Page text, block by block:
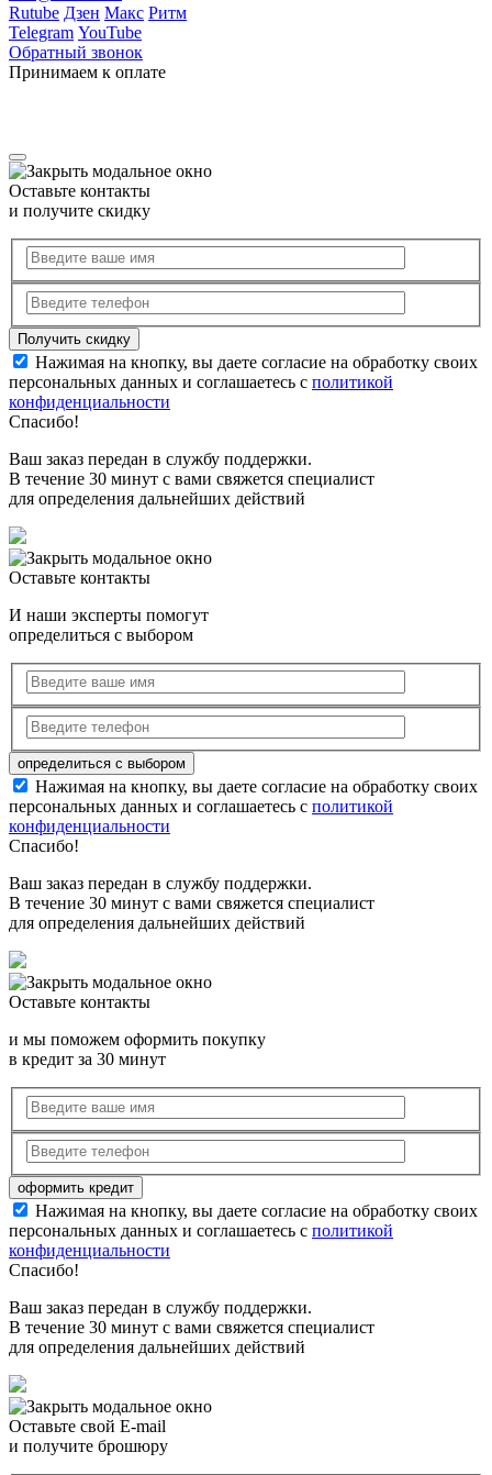
Rutube Дзен Макс Ритм
Telegram YouTube
Обратный звонок
Принимаем к оплате
Оставьте контакты
и получите скидку
Нажимая на кнопку, вы даете согласие на обработку своих
персональных данных и соглашаетесь с политикой
конфиденциальности
Спасибо!
Ваш заказ передан в службу поддержки.
В течение 30 минут с вами свяжется специалист
для определения дальнейших действий
Оставьте контакты
И наши эксперты помогут
определиться с выбором
Нажимая на кнопку, вы даете согласие на обработку своих
персональных данных и соглашаетесь с политикой
конфиденциальности
Спасибо!
Ваш заказ передан в службу поддержки.
В течение 30 минут с вами свяжется специалист
для определения дальнейших действий
Оставьте контакты
и мы поможем оформить покупку
в кредит за 30 минут
Нажимая на кнопку, вы даете согласие на обработку своих
персональных данных и соглашаетесь с политикой
конфиденциальности
Спасибо!
Ваш заказ передан в службу поддержки.
В течение 30 минут с вами свяжется специалист
для определения дальнейших действий
Оставьте свой E-mail
и получите брошюру